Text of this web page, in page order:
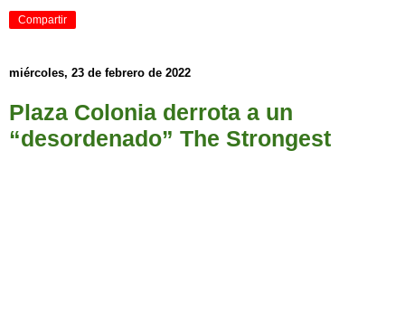
Compartir
miércoles, 23 de febrero de 2022
Plaza Colonia derrota a un
“desordenado” The Strongest